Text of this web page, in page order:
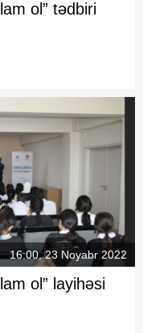
ol” tədbiri
16:00, 23 Noyabr 2022
ol” layihəsi